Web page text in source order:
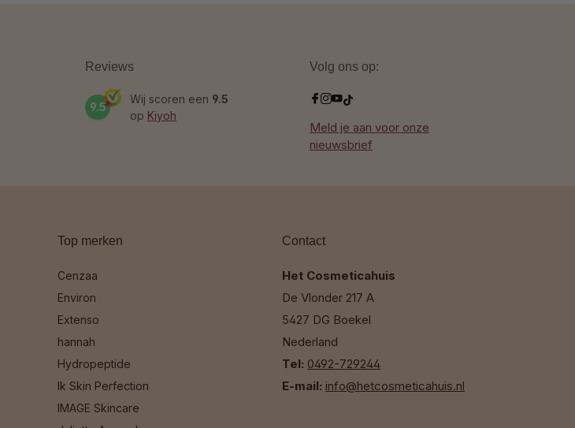
Reviews
9.5
Wij scoren een 9.5
op Kiyoh
Volg ons op:
Meld je aan voor onze
nieuwsbrief
Top merken
Cenzaa
Environ
Extenso
hannah
Hydropeptide
Ik Skin Perfection
IMAGE Skincare
Contact
Het Cosmeticahuis
De Vlonder 217 A
5427 DG Boekel
Nederland
Tel: 0492-729244
E-mail: info@hetcosmeticahuis.nl